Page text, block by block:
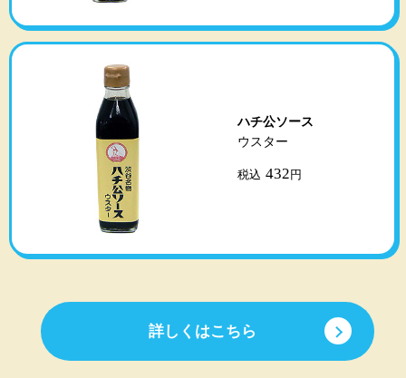
ハチ公ソース
ウスター
税込 432円
詳しくはこちら